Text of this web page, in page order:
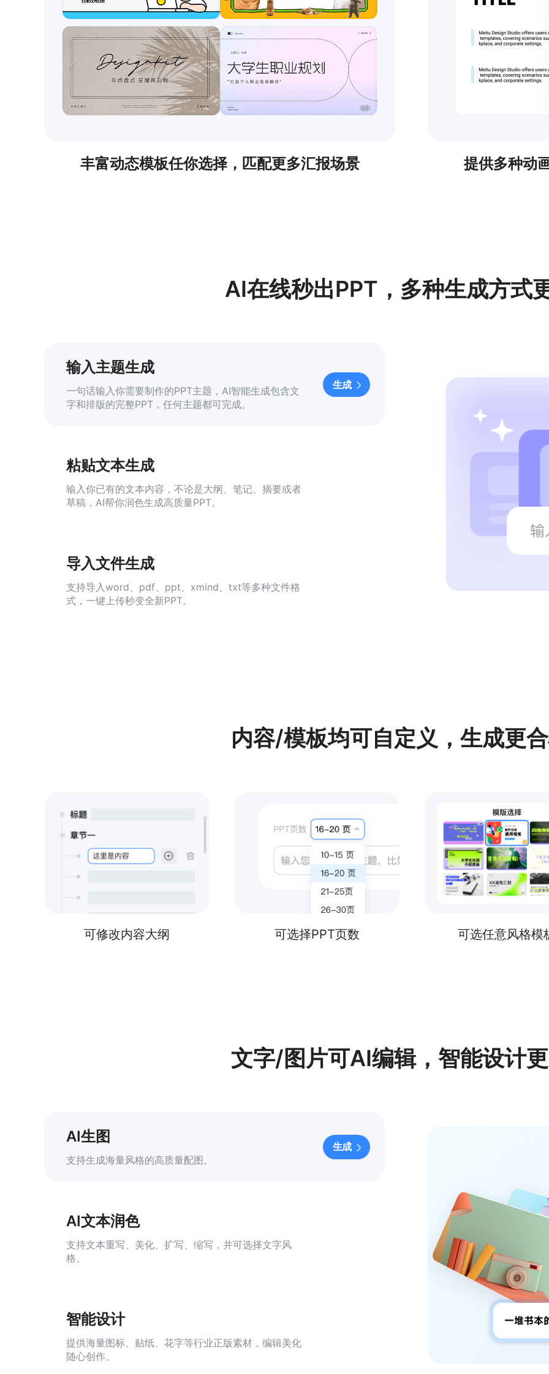
丰富动态模板任你选择，匹配更多汇报场景 提供多种动
AI在线秒出PPT，多种生成方式
输入主题生成
一句话输入你需要制作的PPT主题，AI智能生成包含文
字和排版的完整PPT，任何主题都可完成。
生成
粘贴文本生成
输入你已有的文本内容，不论是大纲、笔记、摘要或者
草稿，AI帮你润色生成高质量PPT。
导入文件生成
支持导入word、pdf、ppt、xmind、txt等多种文件格
式，一键上传秒变全新PPT。
内容/模板均可自定义，生成更
可修改内容大纲 可选择PPT页数 可选任意风格模
文字/图片可AI编辑，智能设计
AI生图
支持生成海量风格的高质量配图。
生成
AI文本润色
支持文本重写、美化、扩写、缩写，并可选择文字风
格。
智能设计
提供海量图标、贴纸、花字等行业正版素材，编辑美化
随心创作。